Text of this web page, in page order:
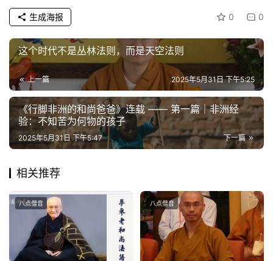
教
物
寺
院
巡
礼
频
纪
佛
登录 注册
0 0
生成海报
这个时代不是丛林法则，而是天空法则
上一篇 2025年5月31日 下午5:25
《行脚非洲的和尚爸爸》连载 —— 第一篇｜非洲经
验：不知苦为何物的孩子
下一篇
2025年5月31日 下午5:47
相关推荐
八点僧音 八点僧音